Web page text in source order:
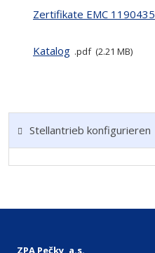
Zertifikate EMC 1190435
Katalog pdf 2.21 MB
Stellantrieb konfigurieren
ZPA Pečky, a.s.